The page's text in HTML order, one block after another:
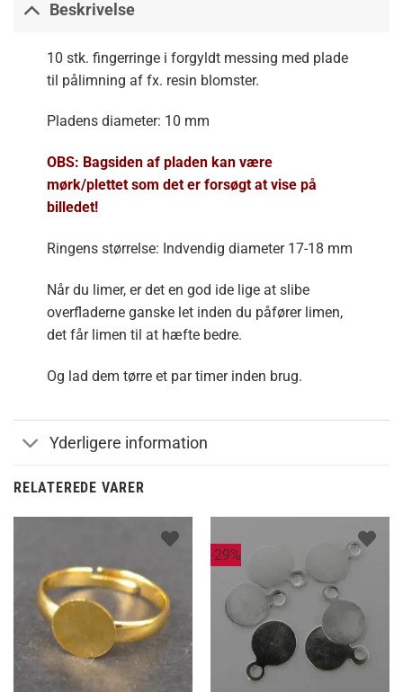
Beskrivelse
10 stk. fingerringe i forgyldt messing med plade
til pålimning af fx. resin blomster.
Pladens diameter: 10 mm
OBS: Bagsiden af pladen kan være
mørk/plettet som det er forsøgt at vise på
billedet!
Ringens størrelse: Indvendig diameter 17-18 mm
Når du limer, er det en god ide lige at slibe
overfladerne ganske let inden du påfører limen,
det får limen til at hæfte bedre.
Og lad dem tørre et par timer inden brug.
Yderligere information
RELATEREDE VARER
-29%